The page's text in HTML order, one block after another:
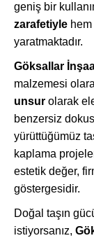
geniş bir
zarafetiyle
yaratmaktadır.
Göksallar
malzemesi
unsur olarak
benzersiz
yürüttüğümüz
kaplama
estetik değer,
göstergesidir.
Doğal taşın
istiyorsanız,